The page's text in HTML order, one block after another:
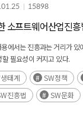
15898
소프트웨어산업진
에서는 진흥과는 거리가 있
필요성이 커지고 있다.
태계 SW정책
진흥법 SW문화